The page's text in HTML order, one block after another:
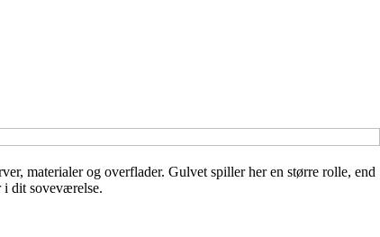
materialer og overflader. Gulvet spiller her en større rolle, end
i dit soveværelse.